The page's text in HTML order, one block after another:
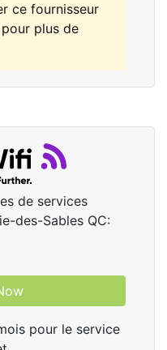
ce fournisseur
plus de
de services
des-Sables QC:
pour le service